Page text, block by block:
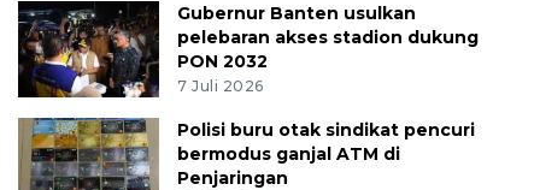
Gubernur Banten usulkan
pelebaran akses stadion dukung
PON 2032
7 Juli 2026
Polisi buru otak sindikat pencuri
bermodus ganjal ATM di
Penjaringan